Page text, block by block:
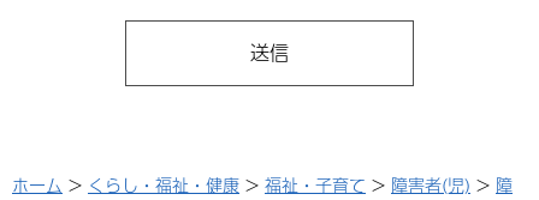
ホーム > くらし・福祉・健康 > 福祉・子育て > 障害者(児) > 障